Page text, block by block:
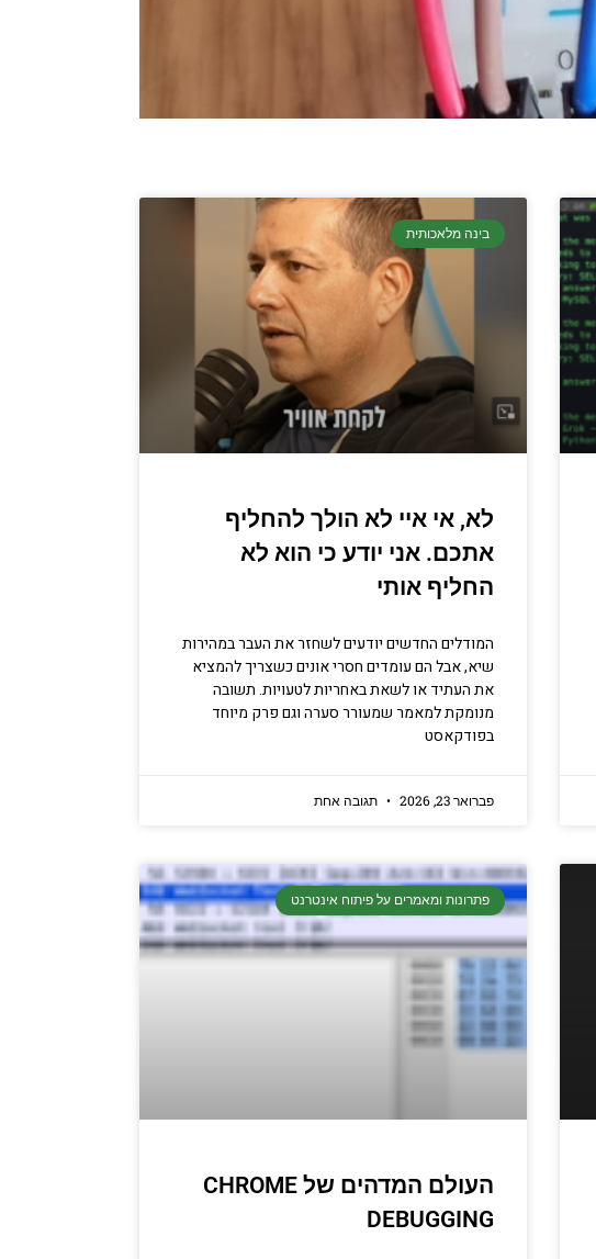
בינה מלאכותית
לא, אי איי לא הולך להחליף
אתכם. אני יודע כי הוא לא
החליף אותי
המודלים החדשים יודעים לשחזר את העבר במהירות
שיא, אבל הם עומדים חסרי אונים כשצריך להמציא
את העתיד או לשאת באחריות לטעויות. תשובה
מנומקת למאמר שמעורר סערה וגם פרק מיוחד
בפודקאסט
פברואר 23, 2026 תגובה אחת
פתרונות ומאמרים על פיתוח אינטרנט
העולם המדהים של CHROME
DEBUGGING